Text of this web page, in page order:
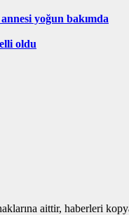
yoğun bakımda
oldu
aittir, haberleri